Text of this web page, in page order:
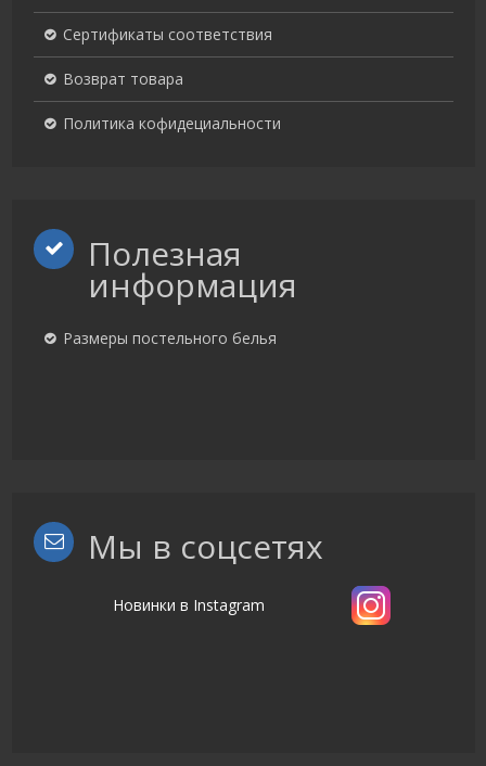
Сертификаты соответствия
Возврат товара
Политика кофидециальности
Полезная
информация
Размеры постельного белья
Мы в соцсетях
Новинки в Instagram